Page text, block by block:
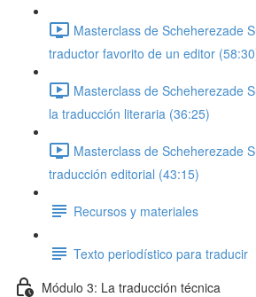
Masterclass de Scheherezade
traductor favorito de un editor
Masterclass de Scheherezade
la traducción literaria (36:25)
Masterclass de Scheherezade
traducción editorial (43:15)
Recursos y materiales
Texto periodístico para traducir
Módulo 3: La traducción técnica